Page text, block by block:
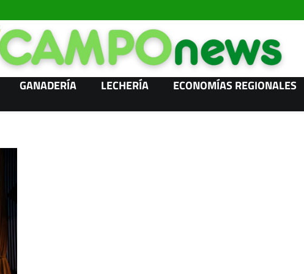
GANADERÍA LECHERÍA ECONOMÍAS REGIONALES